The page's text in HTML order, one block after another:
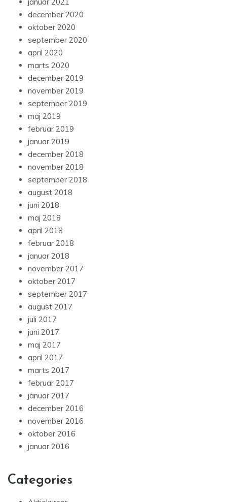
december 2020
oktober 2020
september 2020
april 2020
marts 2020
december 2019
november 2019
september 2019
maj 2019
februar 2019
januar 2019
december 2018
november 2018
september 2018
august 2018
juni 2018
maj 2018
april 2018
februar 2018
januar 2018
november 2017
oktober 2017
september 2017
august 2017
juli 2017
juni 2017
maj 2017
april 2017
marts 2017
februar 2017
januar 2017
december 2016
november 2016
oktober 2016
januar 2016
Categories